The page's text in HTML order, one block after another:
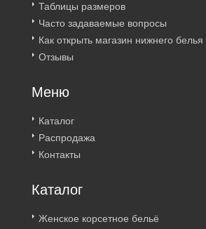
Таблицы размеров
Часто задаваемые вопросы
Как открыть магазин нижнего белья
Отзывы
Меню
Каталог
Распродажа
Контакты
Каталог
Женское корсетное бельё